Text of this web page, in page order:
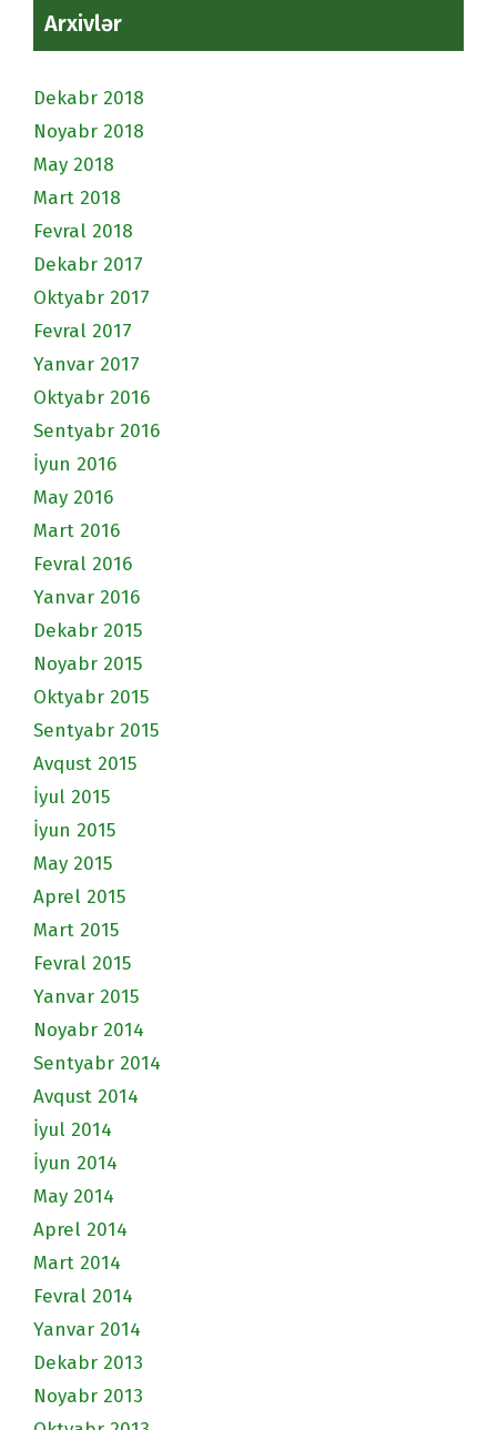
Arxivlər
Dekabr 2018
Noyabr 2018
May 2018
Mart 2018
Fevral 2018
Dekabr 2017
Oktyabr 2017
Fevral 2017
Yanvar 2017
Oktyabr 2016
Sentyabr 2016
İyun 2016
May 2016
Mart 2016
Fevral 2016
Yanvar 2016
Dekabr 2015
Noyabr 2015
Oktyabr 2015
Sentyabr 2015
Avqust 2015
İyul 2015
İyun 2015
May 2015
Aprel 2015
Mart 2015
Fevral 2015
Yanvar 2015
Noyabr 2014
Sentyabr 2014
Avqust 2014
İyul 2014
İyun 2014
May 2014
Aprel 2014
Mart 2014
Fevral 2014
Yanvar 2014
Dekabr 2013
Noyabr 2013